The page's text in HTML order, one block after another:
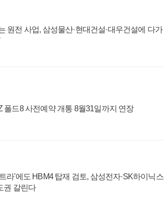
원전 사업, 삼성물산·현대건설·대우건설에 다가
폴드8 사전예약 개통 8월31일까지 연장
라'에도 HBM4 탑재 검토, 삼성전자·SK하이닉스
권 갈린다